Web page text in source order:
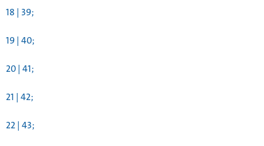
18 | 39;
19 | 40;
20 | 41;
21 | 42;
22 | 43;